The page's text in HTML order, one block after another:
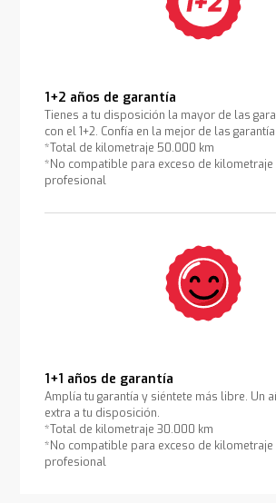
1+2 años de garantía
Tienes a tu disposición la mayor de las
con el 1+2. Confía en la mejor de las
*Total de kilometraje 50.000 km
*No compatible para exceso de kilometraje
profesional
1+1 años de garantía
Amplía tu garantía y siéntete más libre. Un
extra a tu disposición.
*Total de kilometraje 30.000 km
*No compatible para exceso de kilometraje
profesional